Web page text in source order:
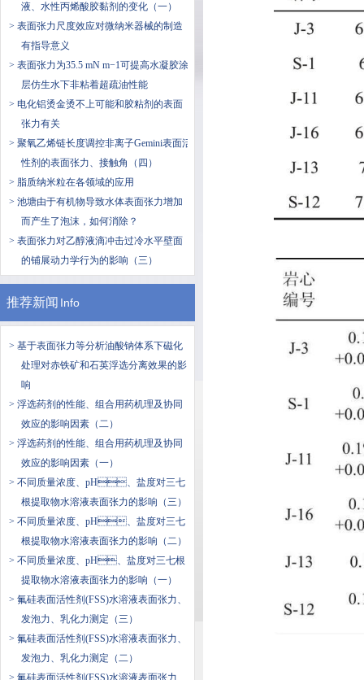
液、水性丙烯酸胶黏剂的变化（一）
> 表面张力尺度效应对微纳米器械的制造
有指导意义
> 表面张力为35.5 mN m−1可提高水凝胶涂
层仿生水下非粘着超疏油性能
> 电化铝烫金烫不上可能和胶粘剂的表面
张力有关
> 聚氧乙烯链长度调控非离子Gemini表面活
性剂的表面张力、接触角（四）
> 脂质纳米粒在各领域的应用
> 池塘由于有机物导致水体表面张力增加
而产生了泡沫，如何消除？
> 表面张力对乙醇液滴冲击过冷水平壁面
的铺展动力学行为的影响（三）
推荐新闻 Info
> 基于表面张力等分析油酸钠体系下磁化
处理对赤铁矿和石英浮选分离效果的影
响
> 浮选药剂的性能、组合用药机理及协同
效应的影响因素（二）
> 浮选药剂的性能、组合用药机理及协同
效应的影响因素（一）
> 不同质量浓度、pH、盐度对三七
根提取物水溶液表面张力的影响（三）
> 不同质量浓度、pH、盐度对三七
根提取物水溶液表面张力的影响（二）
> 不同质量浓度、pH、盐度对三七根
提取物水溶液表面张力的影响（一）
> 氟硅表面活性剂(FSS)水溶液表面张力、
发泡力、乳化力测定（三）
> 氟硅表面活性剂(FSS)水溶液表面张力、
发泡力、乳化力测定（二）
> 氟硅表面活性剂(FSS)水溶液表面张力、